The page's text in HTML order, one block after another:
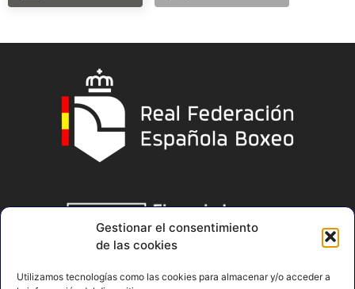
Gestionar el consentimiento
de las cookies
Utilizamos tecnologías como las cookies para almacenar y/o acceder a